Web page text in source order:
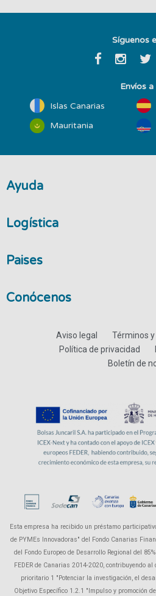
Síguenos
Envíos a
Islas Canarias
Mauritania
Ayuda
Logística
Paises
Conócenos
Aviso legal
Términos
Política de privacidad
Boletín de
Esta empresa ha recibido un préstamo
de PYMEs Innovadoras" del Fondo Canarias
del Fondo Europeo de Desarrollo Regional del
FEDER de Canarias 2014-2020, contribuyendo
prioritario 1 "Potenciar la investigación, el
Objetivo Específico 1.2.1 "Impulso y promoción